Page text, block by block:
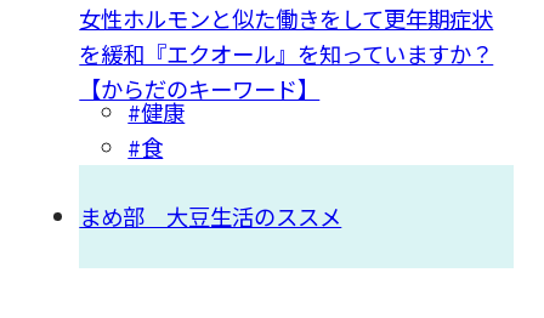
女性ホルモンと似た働きをして更年期症状
を緩和『エクオール』を知っていますか？
【からだのキーワード】
#健康
#食
まめ部 大豆生活のススメ